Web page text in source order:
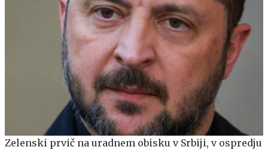
Zelenski prvič na uradnem obisku v Srbiji, v ospredju